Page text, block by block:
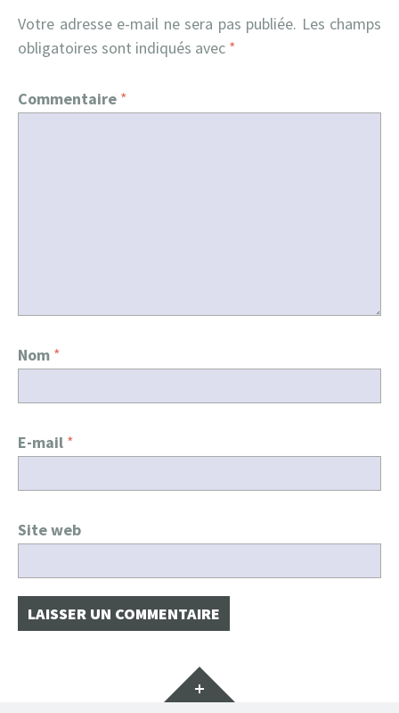
Votre adresse e-mail ne sera pas publiée. Les champs
obligatoires sont indiqués avec *
Commentaire *
Nom *
E-mail *
Site web
Gadgets